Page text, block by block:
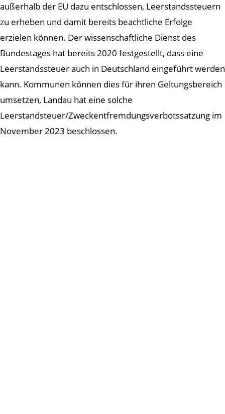
außerhalb der EU dazu entschlossen, Leerstandssteuern
zu erheben und damit bereits beachtliche Erfolge
erzielen können. Der wissenschaftliche Dienst des
Bundestages hat bereits 2020 festgestellt, dass eine
Leerstandssteuer auch in Deutschland eingeführt werden
kann. Kommunen können dies für ihren Geltungsbereich
umsetzen, Landau hat eine solche
Leerstandsteuer/Zweckentfremdungsverbotssatzung im
November 2023 beschlossen.